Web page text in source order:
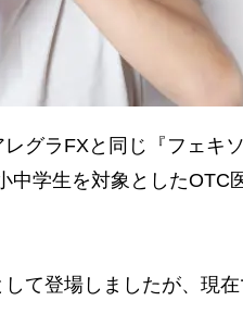
グラFXと同じ『フェキ
中学生を対象としたOTC
て登場しましたが、現